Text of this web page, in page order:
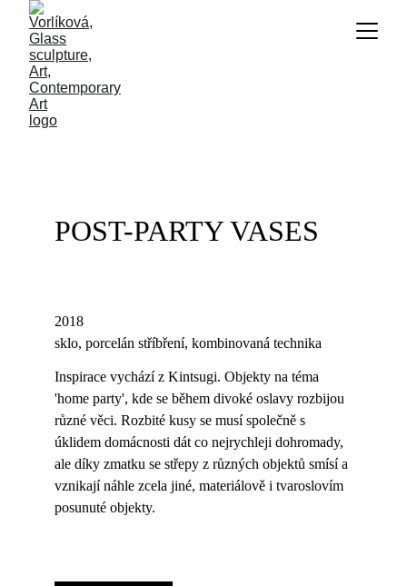
2018
sklo, porcelán stříbření, kombinovaná technika
Inspirace vychází z Kintsugi. Objekty na téma
'home party', kde se během divoké oslavy rozbijou
různé věci. Rozbité kusy se musí společně s
úklidem domácnosti dát co nejrychleji dohromady,
ale díky zmatku se střepy z různých objektů smísí a
vznikají náhle zcela jiné, materiálově i tvaroslovím
posunuté objekty.
POST-PARTY VASES